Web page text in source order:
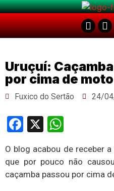
Uruçuí:
por cima de moto
Fuxico do Sertão 24/
Facebook
X
O blog acabou de receber
que por pouco não
caçamba passou por cima